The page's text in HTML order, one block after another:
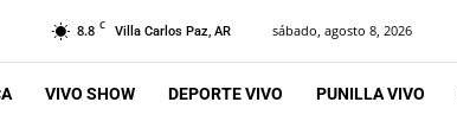
8.8 C Villa Carlos Paz, AR sábado, agosto 8, 2026
VIVO SHOW DEPORTE VIVO PUNILLA VIVO